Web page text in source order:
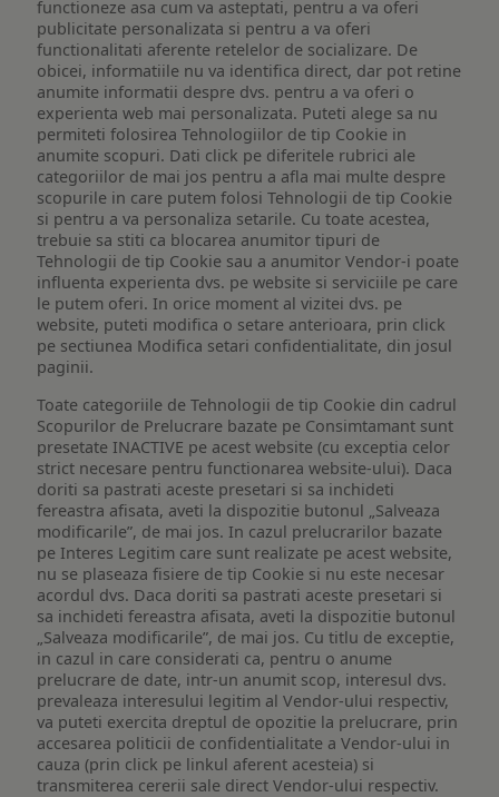
functioneze asa cum va asteptati, pentru a va oferi
publicitate personalizata si pentru a va oferi
functionalitati aferente retelelor de socializare. De
obicei, informatiile nu va identifica direct, dar pot retine
anumite informatii despre dvs. pentru a va oferi o
experienta web mai personalizata. Puteti alege sa nu
permiteti folosirea Tehnologiilor de tip Cookie in
anumite scopuri. Dati click pe diferitele rubrici ale
categoriilor de mai jos pentru a afla mai multe despre
scopurile in care putem folosi Tehnologii de tip Cookie
si pentru a va personaliza setarile. Cu toate acestea,
trebuie sa stiti ca blocarea anumitor tipuri de
Tehnologii de tip Cookie sau a anumitor Vendor-i poate
influenta experienta dvs. pe website si serviciile pe care
le putem oferi. In orice moment al vizitei dvs. pe
website, puteti modifica o setare anterioara, prin click
pe sectiunea Modifica setari confidentialitate, din josul
paginii.
Toate categoriile de Tehnologii de tip Cookie din cadrul
Scopurilor de Prelucrare bazate pe Consimtamant sunt
presetate INACTIVE pe acest website (cu exceptia celor
strict necesare pentru functionarea website-ului). Daca
doriti sa pastrati aceste presetari si sa inchideti
fereastra afisata, aveti la dispozitie butonul „Salveaza
modificarile”, de mai jos. In cazul prelucrarilor bazate
pe Interes Legitim care sunt realizate pe acest website,
nu se plaseaza fisiere de tip Cookie si nu este necesar
acordul dvs. Daca doriti sa pastrati aceste presetari si
sa inchideti fereastra afisata, aveti la dispozitie butonul
„Salveaza modificarile”, de mai jos. Cu titlu de exceptie,
in cazul in care considerati ca, pentru o anume
prelucrare de date, intr-un anumit scop, interesul dvs.
prevaleaza interesului legitim al Vendor-ului respectiv,
va puteti exercita dreptul de opozitie la prelucrare, prin
accesarea politicii de confidentialitate a Vendor-ului in
cauza (prin click pe linkul aferent acesteia) si
transmiterea cererii sale direct Vendor-ului respectiv.